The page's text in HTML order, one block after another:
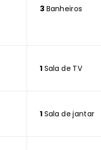
3Banheiros
1Sala de TV
1Sala de jantar